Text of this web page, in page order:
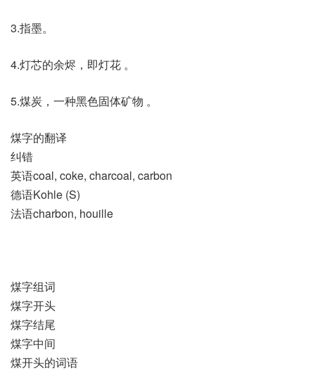
3.指墨。
4.灯芯的余烬，即灯花 。
5.煤炭，一种黑色固体矿物 。
煤字的翻译
纠错
英语coal, coke, charcoal, carbon
德语Kohle (S)
法语charbon, houille
煤字组词
煤字开头
煤字结尾
煤字中间
煤开头的词语